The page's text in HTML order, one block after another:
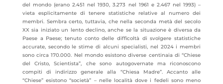
del mondo (erano 2.451 nel 1930, 3.273 nel 1961 e 2.467 nel 1993) –
vieta esplicitamente di tenere statistiche relative al numero dei
membri. Sembra certo, tuttavia, che nella seconda metà del secolo
XX sia iniziato un lento declino, anche se la situazione è diversa da
Paese a Paese; tenuto conto delle difficoltà di svolgere statistiche
accurate, secondo le stime di alcuni specialisti, nel 2024 i membri
sono circa 170.000. Nel mondo esistono diverse centinaia di “Chiese
del Cristo, Scientista”, che sono autogovernate ma riconoscono
compiti di indirizzo generale alla “Chiesa Madre”. Accanto alle
“Chiese” esistono “società” – nelle località dove i fedeli sono meno